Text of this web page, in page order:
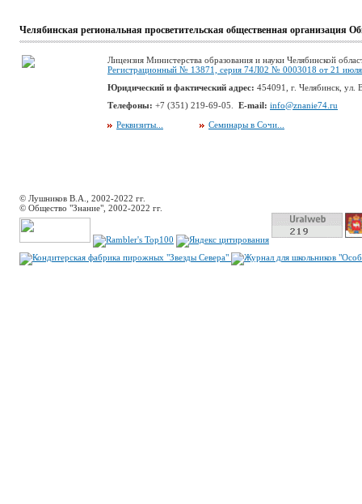
Челябинская региональная просветительская общественная организация
Лицензия Министерства образования и науки Челябинской
Регистрационный № 13871, серия 74Л02 № 0003018 от 21
Юридический и фактический адрес: 454091, г. Челябинск, ул.
Телефоны: +7 (351) 219-69-05. E-mail: info@znanie74.ru
Реквизиты...
Семинары в Сочи...
© Лушников В.А., 2002-2022 гг.
© Общество "Знание", 2002-2022 гг.